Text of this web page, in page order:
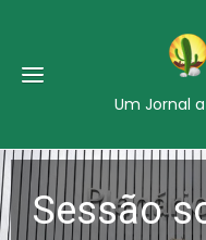
Um Jornal
Sessão